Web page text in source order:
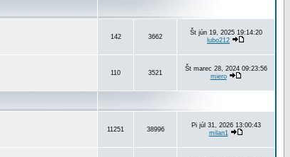
142 3662
Št jún 19, 2025 19:14:20
lubo212
110 3521
Št marec 28, 2024 09:23:56
miero
11251 38996
Pi júl 31, 2026 13:00:43
milan1